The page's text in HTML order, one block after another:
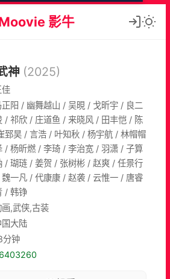
影牛
神 (2025)
佳
正阳 / 幽舞越山 / 吴晛 / 戈昕宇 / 良二
/ 祁欣 / 庄道鱼 / 来晓风 / 田丰恺 / 陈
郅昊 / 言浩 / 叶知秋 / 杨宇航 / 林帽帽
/ 杨昕燃 / 李琦 / 李治宽 / 羽潇 / 子算
/ 瑚琏 / 姜贺 / 张树彬 / 赵爽 / 任景行
一凡 / 代康康 / 赵袭 / 云惟一 / 唐睿
/ 韩铮
画,武侠,古装
国大陆
分钟